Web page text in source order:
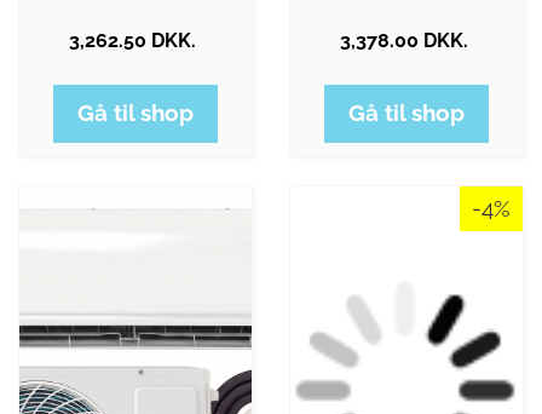
3,262.50 DKK.
Gå til shop
3,378.00 DKK.
Gå til shop
-4%